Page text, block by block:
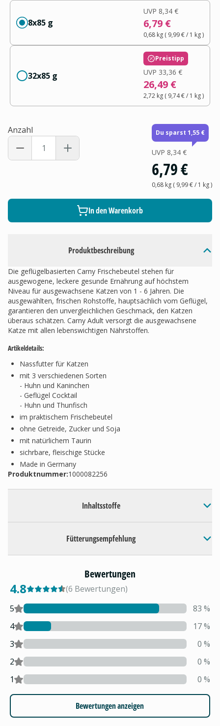
Produktbeschreibung
Die geflügelbasierten Carny Frischebeutel stehen für
ausgewogene, leckere gesunde Ernährung auf höchstem
Niveau für ausgewachsene Katzen von 1 - 6 Jahren. Die
ausgewählten, frischen Rohstoffe, hauptsächlich vom Geflügel,
garantieren den unvergleichlichen Geschmack, den Katzen
überaus schätzen. Carny Adult versorgt die ausgewachsene
Katze mit allen lebenswichtigen Nährstoffen.
Artikeldetails:
Nassfutter für Katzen
mit 3 verschiedenen Sorten
- Huhn und Kaninchen
- Geflügel Cocktail
- Huhn und Thunfisch
im praktischem Frischebeutel
ohne Getreide, Zucker und Soja
mit natürlichem Taurin
sichrbare, fleischige Stücke
Made in Germany
Produktnummer:1000082256
Inhaltsstoffe
Fütterungsempfehlung
8x85 g
UVP 8,34 €
6,79 €
0,68 kg( 9,99 €/ 1 kg)
32x85 g
Preistipp
UVP 33,36 €
26,49 €
2,72 kg( 9,74 €/ 1 kg)
Anzahl Du sparst 1,55 €
UVP 8,34 €
6,79 €
0,68 kg( 9,99 €/ 1 kg)
In den Warenkorb
Bewertungen
4.8 (6 Bewertungen)
5
83 %
4
17%
3
0 %
2
0 %
1
0 %
Bewertungen anzeigen